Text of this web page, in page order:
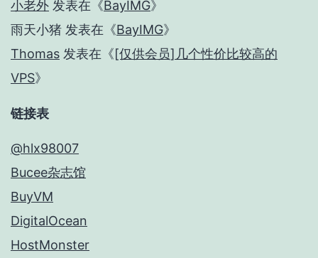
小老外 发表在《BayIMG》
雨天小猪 发表在《BayIMG》
Thomas 发表在《[仅供会员]几个性价比较高的
VPS》
链接表
@hlx98007
Bucee杂志馆
BuyVM
DigitalOcean
HostMonster